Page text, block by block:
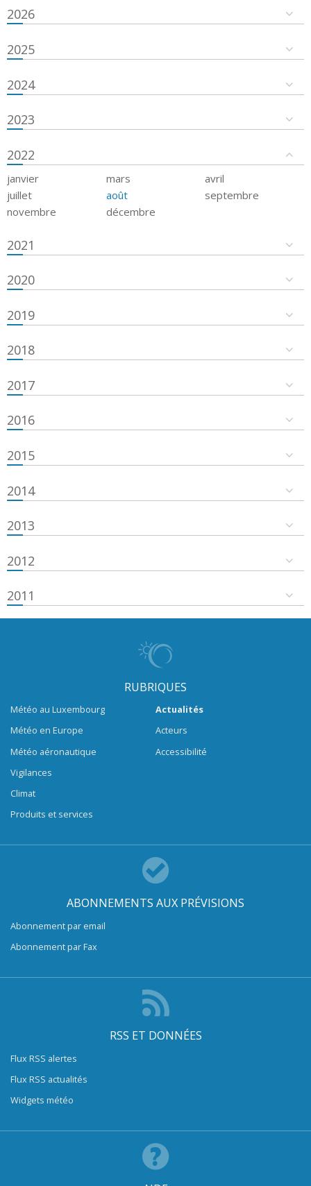
2026
2025
2024
2023
2022
janvier mars
avril
juillet
août
septembre
novembre
décembre
2021
2020
2019
2018
2017
2016
2015
2014
2013
2012
2011
RUBRIQUES
Météo au Luxembourg
Météo en Europe
Météo aéronautique
Vigilances
Climat
Produits et services
Actualités
Acteurs
Accessibilité
ABONNEMENTS AUX PRÉVISIONS
Abonnement par email
Abonnement par Fax
RSS ET DONNÉES
Flux RSS alertes
Flux RSS actualités
Widgets météo